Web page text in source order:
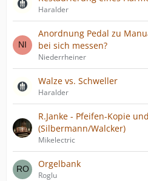
Haralder
Anordnung Pedal zu
bei sich messen?
Niederrheiner
Walze vs. Schweller
Haralder
R.Janke - Pfeifen-Kopie
(Silbermann/Walcker)
Mikelectric
Orgelbank
Roglu